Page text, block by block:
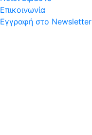
Επικοινωνία
Εγγραφή στο Newsletter